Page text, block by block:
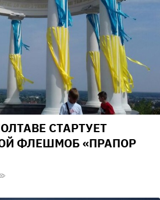
СТАРТУЕТ
ФЛЕШМОБ «ПРАПОР